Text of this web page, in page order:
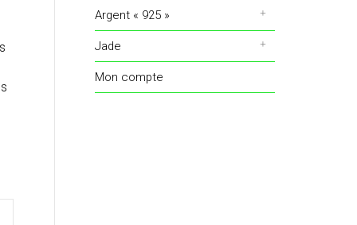
Argent « 925 »
Jade
Mon compte